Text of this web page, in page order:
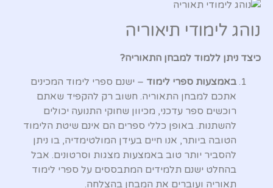
נוהג לימודי תיאוריה
כיצד ניתן ללמוד למבחן התאוריה?
באמצעות ספרי לימוד – ישנם ספרי לימוד המכינים
אתכם למבחן התאוריה. חשוב רק להקפיד שאתם
רוכשים ספר עדכני, מכיוון שחוקי התנועה יכולים
להשתנות. באופן כללי ספרים הם אינם שיטת הלימוד
הטובה ביותר, אנו חיים בעידן המולטימדיה, בו ניתן
להסביר יותר טוב באמצעות מצגות וסרטונים. אבל
בהחלט ישנם תלמידים המתבססים על ספרי לימוד
תאוריה ועוברים את המבחן בהצלחה.